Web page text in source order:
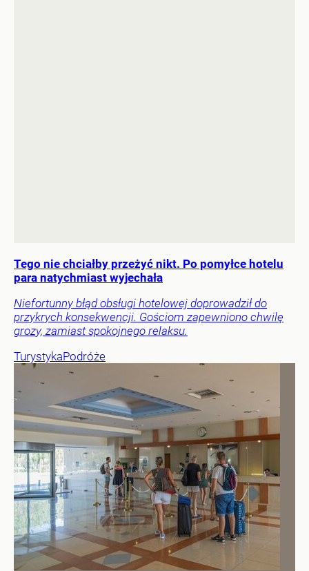
Tego nie chciałby przeżyć nikt. Po pomyłce hotelu
para natychmiast wyjechała
Niefortunny błąd obsługi hotelowej doprowadził do
przykrych konsekwencji. Gościom zapewniono chwilę
grozy, zamiast spokojnego relaksu.
TurystykaPodróże